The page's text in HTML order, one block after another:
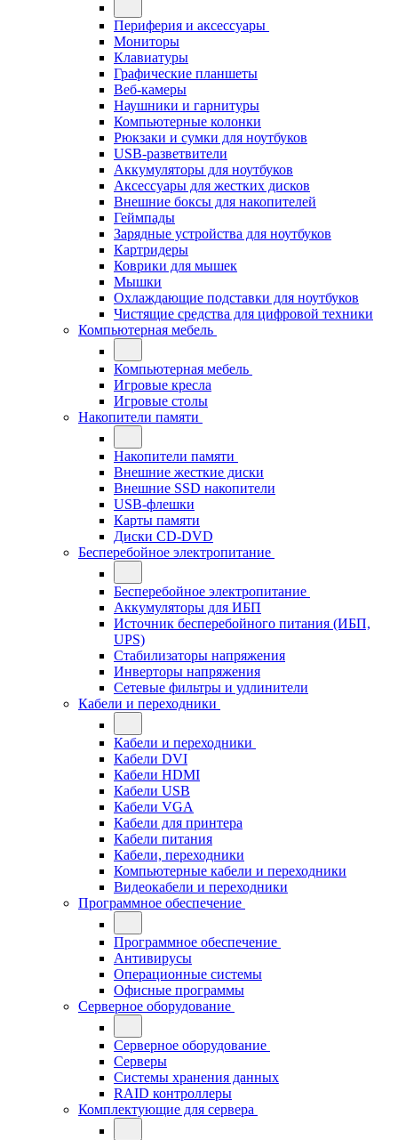
Периферия и аксессуары
Мониторы
Клавиатуры
Графические планшеты
Веб-камеры
Наушники и гарнитуры
Компьютерные колонки
Рюкзаки и сумки для ноутбуков
USB-разветвители
Аккумуляторы для ноутбуков
Аксессуары для жестких дисков
Внешние боксы для накопителей
Геймпады
Зарядные устройства для ноутбуков
Картридеры
Коврики для мышек
Мышки
Охлаждающие подставки для ноутбуков
Чистящие средства для цифровой техники
Компьютерная мебель
Компьютерная мебель
Игровые кресла
Игровые столы
Накопители памяти
Накопители памяти
Внешние жесткие диски
Внешние SSD накопители
USB-флешки
Карты памяти
Диски CD-DVD
Бесперебойное электропитание
Бесперебойное электропитание
Аккумуляторы для ИБП
Источник бесперебойного питания (ИБП,
UPS)
Стабилизаторы напряжения
Инверторы напряжения
Сетевые фильтры и удлинители
Кабели и переходники
Кабели и переходники
Кабели DVI
Кабели HDMI
Кабели USB
Кабели VGA
Кабели для принтера
Кабели питания
Кабели, переходники
Компьютерные кабели и переходники
Видеокабели и переходники
Программное обеспечение
Программное обеспечение
Антивирусы
Операционные системы
Офисные программы
Серверное оборудование
Серверное оборудование
Серверы
Системы хранения данных
RAID контроллеры
Комплектующие для сервера